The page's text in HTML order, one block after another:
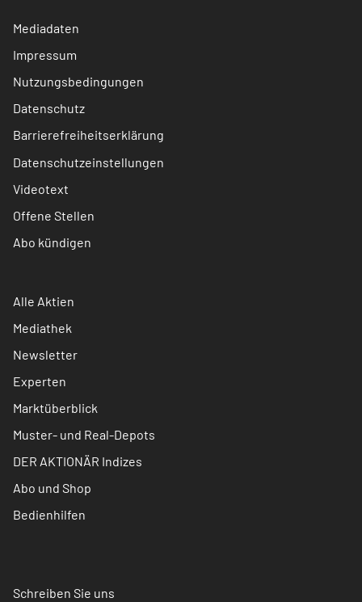
Mediadaten
Impressum
Nutzungsbedingungen
Datenschutz
Barrierefreiheitserklärung
Datenschutzeinstellungen
Videotext
Offene Stellen
Abo kündigen
Alle Aktien
Mediathek
Newsletter
Experten
Marktüberblick
Muster- und Real-Depots
DER AKTIONÄR Indizes
Abo und Shop
Bedienhilfen
Schreiben Sie uns